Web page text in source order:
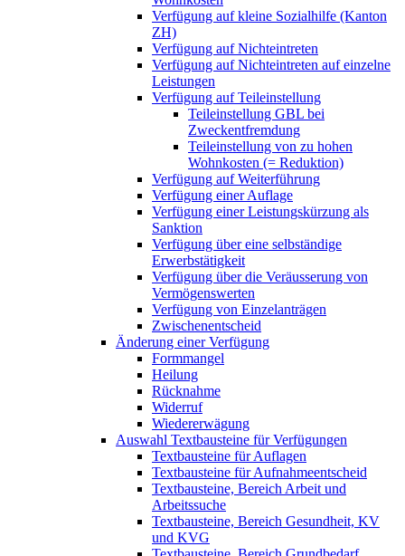
Verfügung auf kleine Sozialhilfe (Kanton
ZH)
Verfügung auf Nichteintreten
Verfügung auf Nichteintreten auf einzelne
Leistungen
Verfügung auf Teileinstellung
Teileinstellung GBL bei
Zweckentfremdung
Teileinstellung von zu hohen
Wohnkosten (= Reduktion)
Verfügung auf Weiterführung
Verfügung einer Auflage
Verfügung einer Leistungskürzung als
Sanktion
Verfügung über eine selbständige
Erwerbstätigkeit
Verfügung über die Veräusserung von
Vermögenswerten
Verfügung von Einzelanträgen
Zwischenentscheid
Änderung einer Verfügung
Formmangel
Heilung
Rücknahme
Widerruf
Wiedererwägung
Auswahl Textbausteine für Verfügungen
Textbausteine für Auflagen
Textbausteine für Aufnahmeentscheid
Textbausteine, Bereich Arbeit und
Arbeitssuche
Textbausteine, Bereich Gesundheit, KV
und KVG